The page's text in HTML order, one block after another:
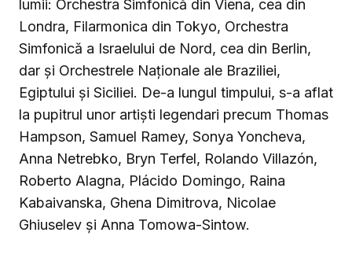
lumii: Orchestra Simfonică din Viena, cea din
Londra, Filarmonica din Tokyo, Orchestra
Simfonică a Israelului de Nord, cea din Berlin,
dar și Orchestrele Naționale ale Braziliei,
Egiptului și Siciliei. De-a lungul timpului, s-a aflat
la pupitrul unor artiști legendari precum Thomas
Hampson, Samuel Ramey, Sonya Yoncheva,
Anna Netrebko, Bryn Terfel, Rolando Villazón,
Roberto Alagna, Plácido Domingo, Raina
Kabaivanska, Ghena Dimitrova, Nicolae
Ghiuselev și Anna Tomowa-Sintow.